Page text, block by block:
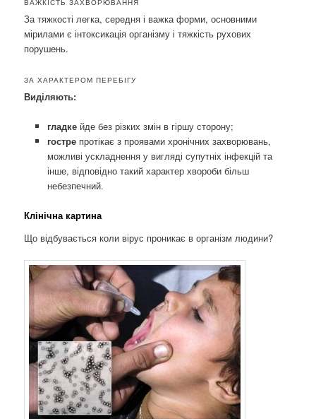
ВАЖКІСТЬ ЗАХВОРЮВАННЯ
За тяжкості легка, середня і важка форми, основними
мірилами є інтоксикація організму і тяжкість рухових
порушень.
ЗА ХАРАКТЕРОМ ПЕРЕБІГУ
Виділяють:
гладке йде без різких змін в гіршу сторону;
гостре протікає з проявами хронічних захворювань,
можливі ускладнення у вигляді супутніх інфекцій та
інше, відповідно такий характер хвороби більш
небезпечний.
Клінічна картина
Що відбувається коли вірус проникає в організм людини?